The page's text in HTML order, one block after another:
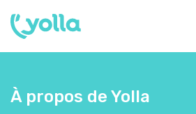
À propos de Yolla